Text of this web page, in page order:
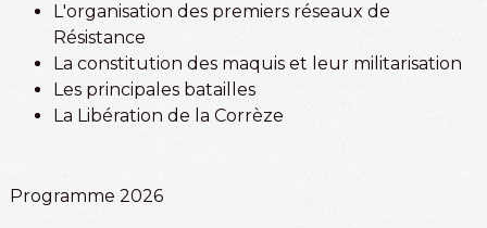
L'organisation des premiers réseaux de
Résistance
La constitution des maquis et leur militarisation
Les principales batailles
La Libération de la Corrèze
Programme 2026